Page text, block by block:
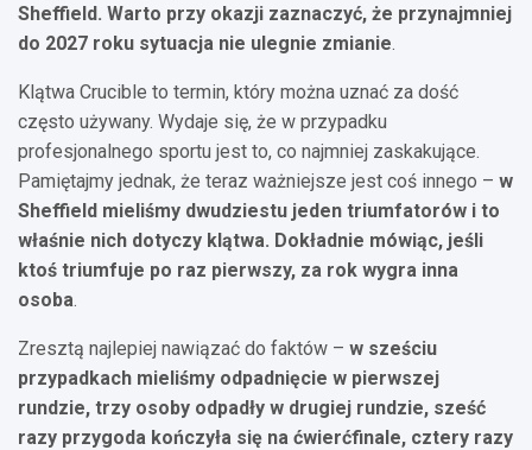
Sheffield. Warto przy okazji zaznaczyć, że przynajmniej
do 2027 roku sytuacja nie ulegnie zmianie.
Klątwa Crucible to termin, który można uznać za dość
często używany. Wydaje się, że w przypadku
profesjonalnego sportu jest to, co najmniej zaskakujące.
Pamiętajmy jednak, że teraz ważniejsze jest coś innego – w
Sheffield mieliśmy dwudziestu jeden triumfatorów i to
właśnie nich dotyczy klątwa. Dokładnie mówiąc, jeśli
ktoś triumfuje po raz pierwszy, za rok wygra inna
osoba.
Zresztą najlepiej nawiązać do faktów – w sześciu
przypadkach mieliśmy odpadnięcie w pierwszej
rundzie, trzy osoby odpadły w drugiej rundzie, sześć
razy przygoda kończyła się na ćwierćfinale, cztery razy